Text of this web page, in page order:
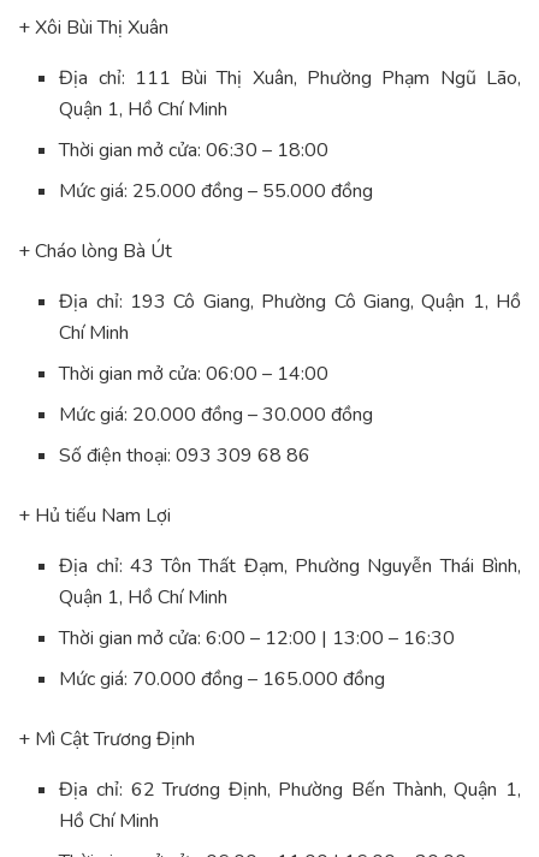
+ Xôi Bùi Thị Xuân
Địa chỉ: 111 Bùi Thị Xuân, Phường Phạm Ngũ Lão,
Quận 1, Hồ Chí Minh
Thời gian mở cửa: 06:30 – 18:00
Mức giá: 25.000 đồng – 55.000 đồng
+ Cháo lòng Bà Út
Địa chỉ: 193 Cô Giang, Phường Cô Giang, Quận 1, Hồ
Chí Minh
Thời gian mở cửa: 06:00 – 14:00
Mức giá: 20.000 đồng – 30.000 đồng
Số điện thoại: 093 309 68 86
+ Hủ tiếu Nam Lợi
Địa chỉ: 43 Tôn Thất Đạm, Phường Nguyễn Thái Bình,
Quận 1, Hồ Chí Minh
Thời gian mở cửa: 6:00 – 12:00 | 13:00 – 16:30
Mức giá: 70.000 đồng – 165.000 đồng
+ Mì Cật Trương Định
Địa chỉ: 62 Trương Định, Phường Bến Thành, Quận 1,
Hồ Chí Minh